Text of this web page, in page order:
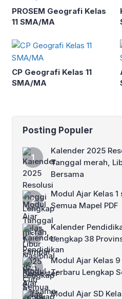
PROSEM Geografi Kelas
11 SMA/MA
CP Geografi Kelas 11
SMA/MA
Posting Populer
Kalender 2025
Tanggal merah,
Bersama
Modul Ajar Kelas 1
Semua Mapel PDF
Kalender
Lengkap 38
Modul Ajar Kelas
Terbaru Lengkap
Modul Ajar SD